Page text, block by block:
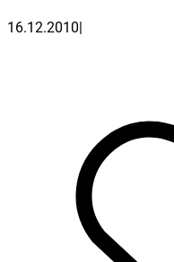
16.12.2010|